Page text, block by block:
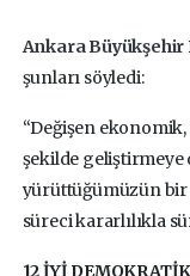
Ankara Büyükşehir
şunları söyledi:
“Değişen
şekilde geliştirmeye
yürüttüğümüzün bir
süreci kararlılıkla
12 İYİ